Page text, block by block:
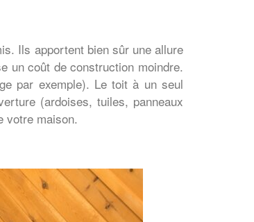
Ils apportent bien sûr une allure
un coût de construction moindre.
par exemple). Le toit à un seul
(ardoises, tuiles, panneaux
votre maison.